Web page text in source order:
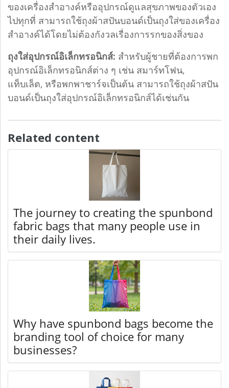
ของเครื่องสำอางค์หรืออุปกรณ์ดูแลสุขภาพของตัวเอง
ไปทุกที่ สามารถใช้ถุงผ้าสปันบอนด์เป็นถุงใส่ของเครื่อง
สำอางค์ได้โดยไม่ต้องกังวลเรื่องการรกของสิ่งของ
ถุงใส่อุปกรณ์อิเล็กทรอนิกส์: สำหรับผู้ชายที่ต้องการพก
อุปกรณ์อิเล็กทรอนิกส์ต่าง ๆ เช่น สมาร์ทโฟน,
แท็บเล็ต, หรือพกพาชาร์จเป็นต้น สามารถใช้ถุงผ้าสปัน
บอนด์เป็นถุงใส่อุปกรณ์อิเล็กทรอนิกส์ได้เช่นกัน
Related content
The journey to creating the spunbond
fabric bags that many people use in
their daily lives.
Why have spunbond bags become the
branding tool of choice for many
businesses?